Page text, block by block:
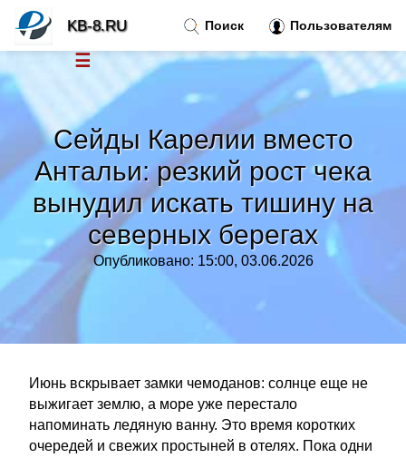
Сейды Карелии вместо
Антальи: резкий рост чека
вынудил искать тишину на
северных берегах
Опубликовано: 15:00, 03.06.2026
Июнь вскрывает замки чемоданов: солнце еще не
выжигает землю, а море уже перестало
напоминать ледяную ванну. Это время коротких
очередей и свежих простыней в отелях. Пока одни
Поиск Пользователям
KB-8.RU
☰
Тренды новостей »
Рубрики»
Правила »